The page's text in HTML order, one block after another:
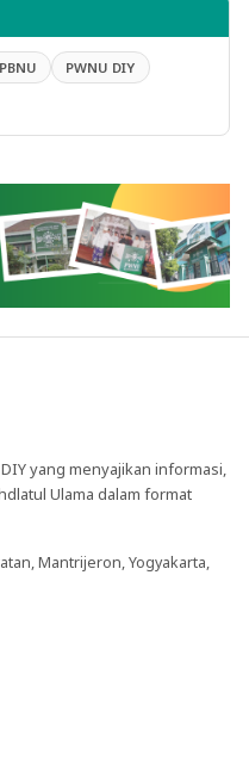
PBNU
PWNU DIY
yang menyajikan informasi,
Ulama dalam format
Mantrijeron, Yogyakarta,